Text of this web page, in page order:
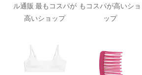
ル通販 最もコスパが
高いショップ
もコスパが高いショ
ップ